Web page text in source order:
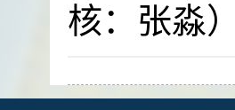
核：张淼